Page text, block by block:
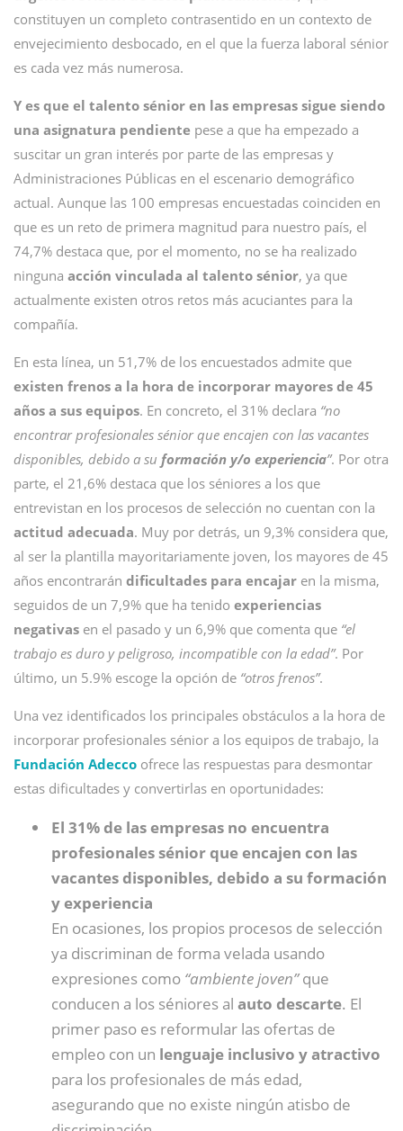
constituyen un completo contrasentido en un contexto de
envejecimiento desbocado, en el que la fuerza laboral sénior
es cada vez más numerosa.
Y es que el talento sénior en las empresas sigue siendo
una asignatura pendiente pese a que ha empezado a
suscitar un gran interés por parte de las empresas y
Administraciones Públicas en el escenario demográfico
actual. Aunque las 100 empresas encuestadas coinciden en
que es un reto de primera magnitud para nuestro país, el
74,7% destaca que, por el momento, no se ha realizado
ninguna acción vinculada al talento sénior, ya que
actualmente existen otros retos más acuciantes para la
compañía.
En esta línea, un 51,7% de los encuestados admite que
existen frenos a la hora de incorporar mayores de 45
años a sus equipos. En concreto, el 31% declara “no
encontrar profesionales sénior que encajen con las vacantes
disponibles, debido a su formación y/o experiencia”. Por otra
parte, el 21,6% destaca que los séniores a los que
entrevistan en los procesos de selección no cuentan con la
actitud adecuada. Muy por detrás, un 9,3% considera que,
al ser la plantilla mayoritariamente joven, los mayores de 45
años encontrarán dificultades para encajar en la misma,
seguidos de un 7,9% que ha tenido experiencias
negativas en el pasado y un 6,9% que comenta que “el
trabajo es duro y peligroso, incompatible con la edad”. Por
último, un 5.9% escoge la opción de “otros frenos”.
Una vez identificados los principales obstáculos a la hora de
incorporar profesionales sénior a los equipos de trabajo, la
Fundación Adecco ofrece las respuestas para desmontar
estas dificultades y convertirlas en oportunidades:
El 31% de las empresas no encuentra
profesionales sénior que encajen con las
vacantes disponibles, debido a su formación
y experiencia
En ocasiones, los propios procesos de selección
ya discriminan de forma velada usando
expresiones como “ambiente joven”que
conducen a los séniores al auto descarte. El
primer paso es reformular las ofertas de
empleo con un lenguaje inclusivo y atractivo
para los profesionales de más edad,
asegurando que no existe ningún atisbo de